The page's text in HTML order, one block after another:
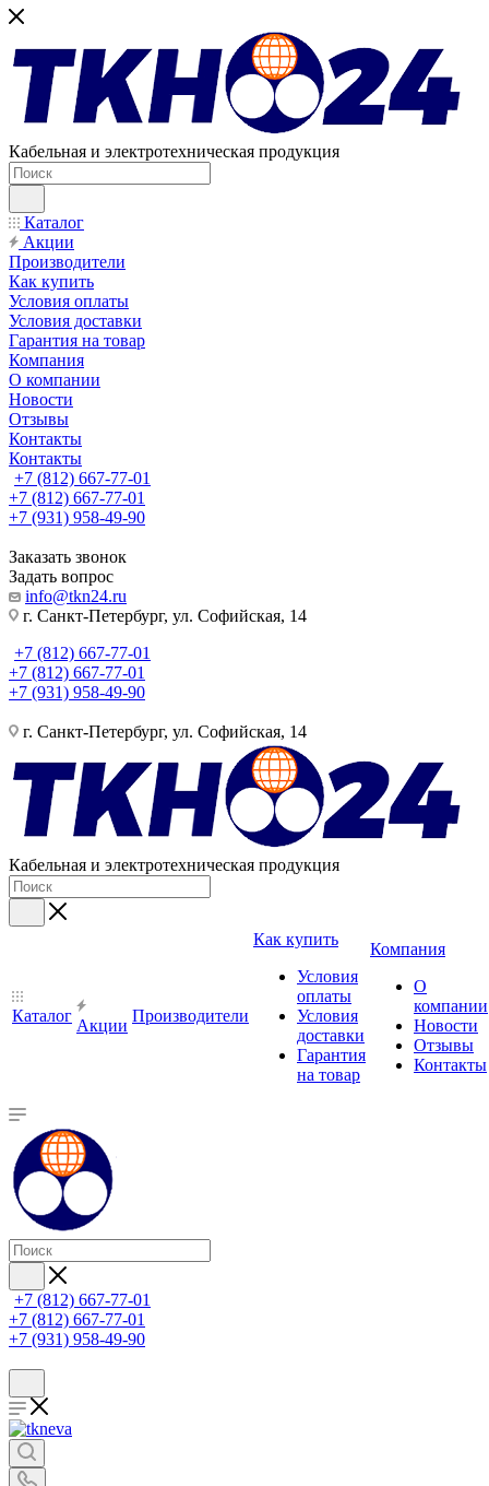
Кабельная и электротехническая продукция
Каталог
Акции
Производители
Как купить
Условия оплаты
Условия доставки
Гарантия на товар
Компания
О компании
Новости
Отзывы
Контакты
Контакты
+7 (812) 667-77-01
+7 (812) 667-77-01
+7 (931) 958-49-90
Заказать звонок
Задать вопрос
info@tkn24.ru
г. Санкт-Петербург, ул. Софийская, 14
+7 (812) 667-77-01
+7 (812) 667-77-01
+7 (931) 958-49-90
г. Санкт-Петербург, ул. Софийская, 14
Кабельная и электротехническая продукция
Каталог
Акции
Производители
Как купить
Условия
оплаты
Условия
доставки
Гарантия
на товар
Компания
О
компании
Новости
Отзывы
Контакты
+7 (812) 667-77-01
+7 (812) 667-77-01
+7 (931) 958-49-90